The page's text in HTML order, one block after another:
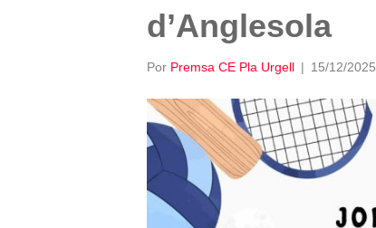
d’Anglesola
Por Premsa CE Pla Urgell | 15/12/2025